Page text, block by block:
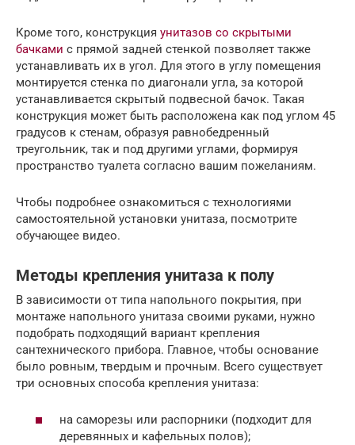
Кроме того, конструкция унитазов со скрытыми
бачками с прямой задней стенкой позволяет также
устанавливать их в угол. Для этого в углу помещения
монтируется стенка по диагонали угла, за которой
устанавливается скрытый подвесной бачок. Такая
конструкция может быть расположена как под углом 45
градусов к стенам, образуя равнобедренный
треугольник, так и под другими углами, формируя
пространство туалета согласно вашим пожеланиям.
Чтобы подробнее ознакомиться с технологиями
самостоятельной установки унитаза, посмотрите
обучающее видео.
Методы крепления унитаза к полу
В зависимости от типа напольного покрытия, при
монтаже напольного унитаза своими руками, нужно
подобрать подходящий вариант крепления
сантехнического прибора. Главное, чтобы основание
было ровным, твердым и прочным. Всего существует
три основных способа крепления унитаза:
на саморезы или распорники (подходит для
деревянных и кафельных полов);